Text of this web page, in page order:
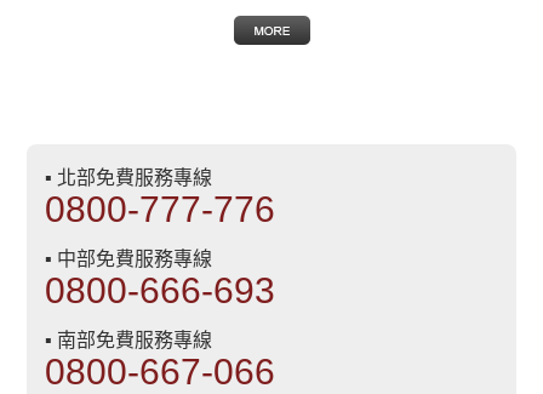
▪ 北部免費服務專線
0800-777-776
▪ 中部免費服務專線
0800-666-693
▪ 南部免費服務專線
0800-667-066